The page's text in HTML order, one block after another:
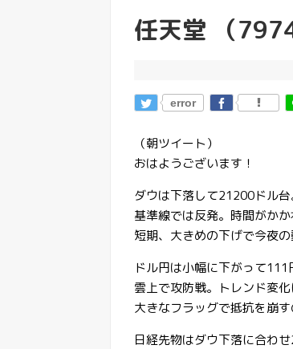
任天堂 （
error
（朝ツイート）
おはようございます！
ダウは下落して21200ドル台
基準線では反発。時間がかか
短期、大きめの下げで今夜の
ドル円は小幅に下がって111
雲上で攻防戦。トレンド変化
大きなフラッグで抵抗を崩す
日経先物はダウ下落に合わせ